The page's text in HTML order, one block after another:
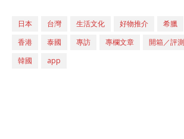
日本 台灣 生活文化 好物推介 希臘
香港
泰國 專訪 專欄文章 開箱／評
韓國
app